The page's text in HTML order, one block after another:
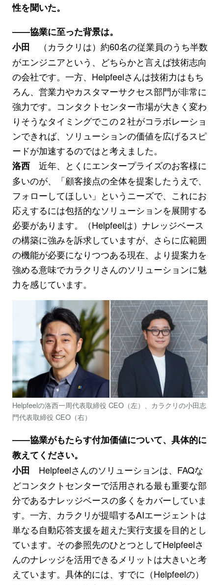
性を聞いた。
――協業に至った背景は。
小田 （カラクリは）約60名の従業員のうち半数
がエンジニアという、どちらかと言えば技術志向
の会社です。一方、Helpfeelさんは技術力はもち
ろん、営業力やカスタマーサクセス部門が非常に
強力です。コンタクトセンター市場が大きく変わ
りそうなタイミングでこの２社がコラボレーショ
ンできれば、ソリューションの価値を広げるスピ
ードが加速するのではと考えました。
洛西 近年、とくにエンタープライズのお客様に
多いのが、「顧客接点の全体を提案したうえで、
フォローしてほしい」というニーズで、これにお
応えするには包括的なソリューションを展開する
必要があります。（Helpfeelは）ナレッジベース
の構築に強みを訴求していますが、さらに広範囲
の機能が必要になりつつある現在、より提案力を
強める意味でカラクリさんのソリューションに魅
力を感じています。
Helpfeelの洛西一周代表取締役 CEO（左）、カラクリの小田志
門代表取締役 CEO（右）
――協業がもたらす付加価値について、具体的に
教えてください。
小田 Helpfeelさんのソリューションは、FAQな
どコンタクトセンターで活用される最も重要な部
分であるナレッジベースの多くをカバーしていま
す。一方、カラクリが提唱するAIエージェントは
単なる自動応答支援を超えた実行支援を目的とし
ています。その参照先のひとつとしてHelpfeelさ
んのナレッジを活用できるメリットは大きいと考
えています。具体的には、すでに（Helpfeelの）